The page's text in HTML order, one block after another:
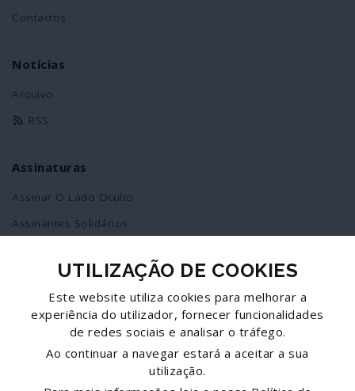
Contactos
Notícias
Arquivo
RSS
Assinaturas
Assinar O Lado Oculto
Assinantes Solidários
Redes Sociais
Siga-nos no facebook
UTILIZAÇÃO DE COOKIES
Este website utiliza cookies para melhorar a
experiência do utilizador, fornecer funcionalidades
de redes sociais e analisar o tráfego.
Ao continuar a navegar estará a aceitar a sua
utilização.